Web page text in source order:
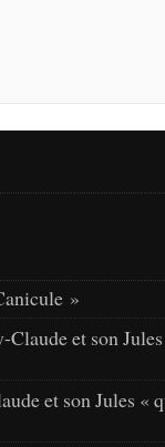
»
Claude et son
et son Jules «